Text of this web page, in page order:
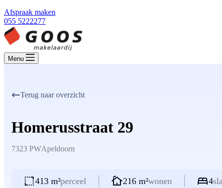
Afspraak maken
055 5222277
Menu
Terug naar overzicht
Homerusstraat 29
7323 PWApeldoorn
413 m²perceel 216 m²wonen 4